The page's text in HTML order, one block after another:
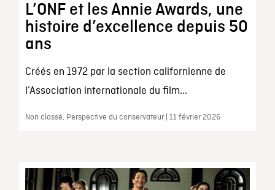
L’ONF et les Annie Awards, une
histoire d’excellence depuis 50
ans
Créés en 1972 par la section californienne de
l’Association internationale du film...
Non classé, Perspective du conservateur | 11 février 2026